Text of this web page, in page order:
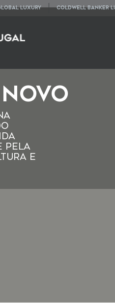
LUXURY COLDWELL BANKER
pela
e